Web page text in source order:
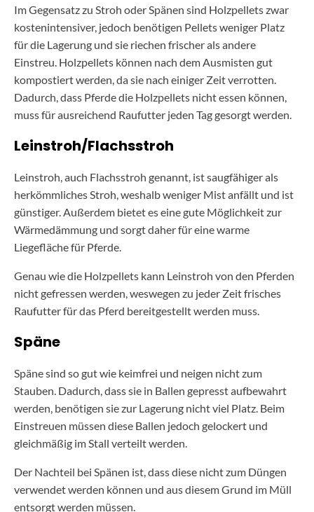
Im Gegensatz zu Stroh oder Spänen sind Holzpellets zwar
kostenintensiver, jedoch benötigen Pellets weniger Platz
für die Lagerung und sie riechen frischer als andere
Einstreu. Holzpellets können nach dem Ausmisten gut
kompostiert werden, da sie nach einiger Zeit verrotten.
Dadurch, dass Pferde die Holzpellets nicht essen können,
muss für ausreichend Raufutter jeden Tag gesorgt werden.
Leinstroh/Flachsstroh
Leinstroh, auch Flachsstroh genannt, ist saugfähiger als
herkömmliches Stroh, weshalb weniger Mist anfällt und ist
günstiger. Außerdem bietet es eine gute Möglichkeit zur
Wärmedämmung und sorgt daher für eine warme
Liegefläche für Pferde.
Genau wie die Holzpellets kann Leinstroh von den Pferden
nicht gefressen werden, weswegen zu jeder Zeit frisches
Raufutter für das Pferd bereitgestellt werden muss.
Späne
Späne sind so gut wie keimfrei und neigen nicht zum
Stauben. Dadurch, dass sie in Ballen gepresst aufbewahrt
werden, benötigen sie zur Lagerung nicht viel Platz. Beim
Einstreuen müssen diese Ballen jedoch gelockert und
gleichmäßig im Stall verteilt werden.
Der Nachteil bei Spänen ist, dass diese nicht zum Düngen
verwendet werden können und aus diesem Grund im Müll
entsorgt werden müssen.